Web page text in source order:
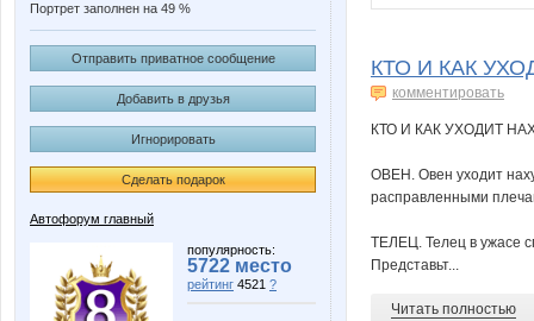
Портрет заполнен на 49 %
Отправить приватное сообщение
Добавить в друзья
Игнорировать
Сделать подарок
Автофорум главный
популярность:
5722 место
рейтинг 4521 ?
лысая официантка мяу
КТО И КАК
комментировать
КТО И КАК УХОДИТ
ОВЕН. Овен уходит
расправленными
ТЕЛЕЦ. Телец в ужасе
Представьт...
Читать полностью